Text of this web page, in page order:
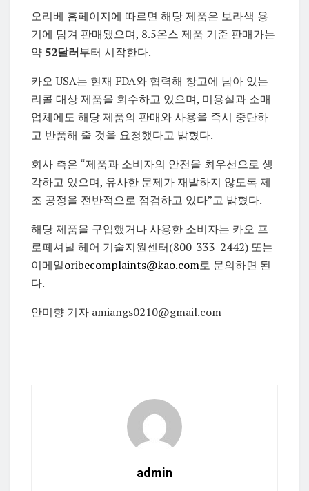
오리베 홈페이지에 따르면 해당 제품은 보라색 용
기에 담겨 판매됐으며, 8.5온스 제품 기준 판매가는
약 52달러부터 시작한다.
카오 USA는 현재 FDA와 협력해 창고에 남아 있는
리콜 대상 제품을 회수하고 있으며, 미용실과 소매
업체에도 해당 제품의 판매와 사용을 즉시 중단하
고 반품해 줄 것을 요청했다고 밝혔다.
회사 측은 “제품과 소비자의 안전을 최우선으로 생
각하고 있으며, 유사한 문제가 재발하지 않도록 제
조 공정을 전반적으로 점검하고 있다”고 밝혔다.
해당 제품을 구입했거나 사용한 소비자는 카오 프
로페셔널 헤어 기술지원센터(800-333-2442) 또는
이메일oribecomplaints@kao.com로 문의하면 된
다.
안미향 기자 amiangs0210@gmail.com
admin